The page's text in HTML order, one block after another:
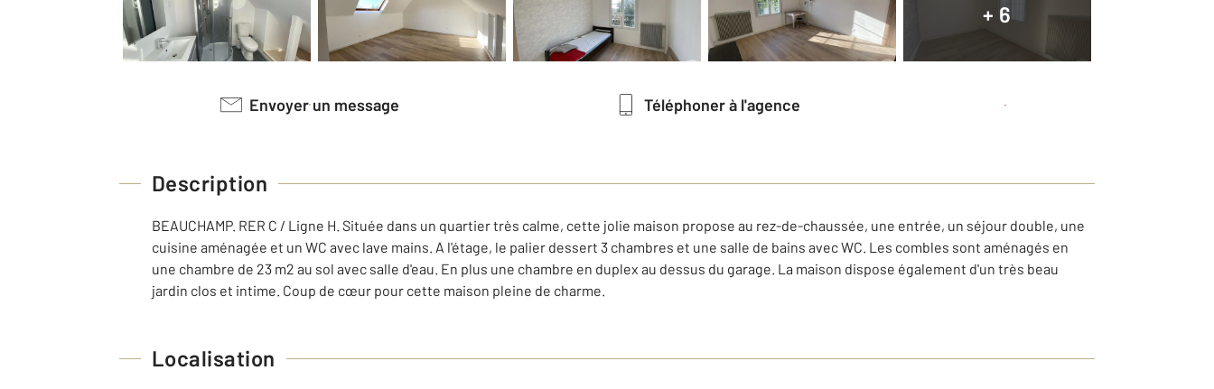
+ 6
Envoyer un message Téléphoner à l'agence
Description
BEAUCHAMP. RER C / Ligne H. Située dans un quartier très calme, cette jolie maison propose au rez-de-chaussée, une entrée, un séjour double, une
cuisine aménagée et un WC avec lave mains. A l'étage, le palier dessert 3 chambres et une salle de bains avec WC. Les combles sont aménagés en
une chambre de 23 m2 au sol avec salle d'eau. En plus une chambre en duplex au dessus du garage. La maison dispose également d'un très beau
jardin clos et intime. Coup de cœur pour cette maison pleine de charme.
Localisation